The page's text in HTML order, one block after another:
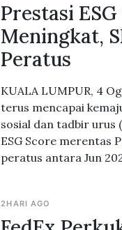
Prestasi
Meningkat,
Peratus
KUALA LUMPUR, 4
terus mencapai
sosial dan tadbir urus
ESG Score merentas
peratus antara Jun
2HARI AGO